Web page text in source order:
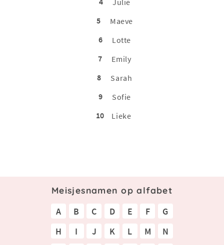
Julie
5
Maeve
6
Lotte
7
Emily
8
Sarah
9
Sofie
10
Lieke
Meisjesnamen op alfabet
A B C D E F
G
H
I J K L M
N